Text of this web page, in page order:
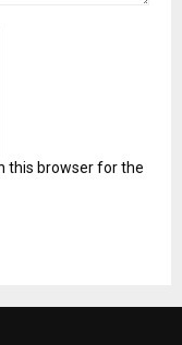
this browser for the